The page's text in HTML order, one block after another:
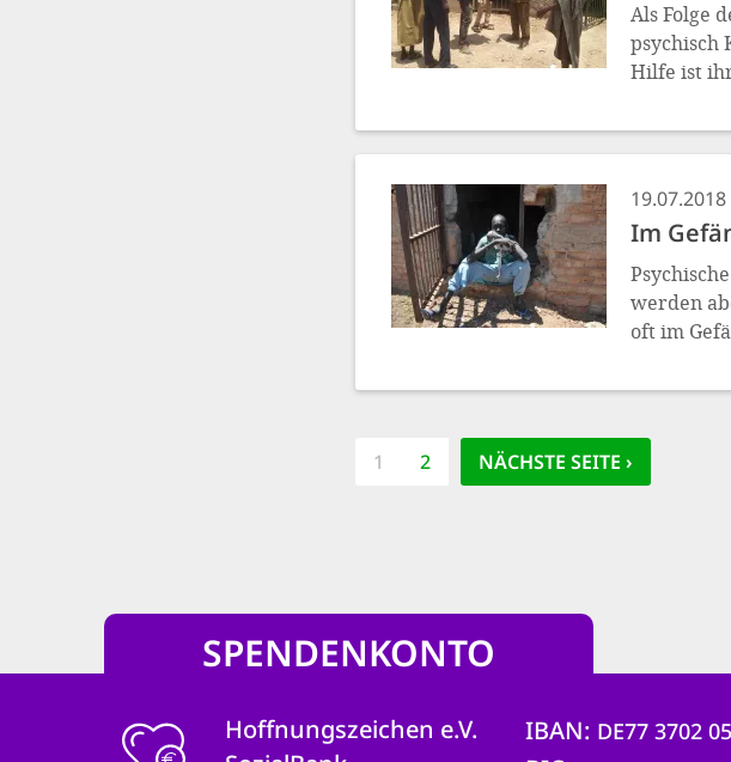
Als Folge
psychisch
Hilfe ist
19.07.2018
Im
werden
oft im
Seitennummerierung
AKTUELLE
1 PAGE
2 NÄCHSTE SEITE
NÄCHSTE SEITE ›
SPENDENKONTO
Hoffnungszeichen e.V.
IBAN DE77 3702